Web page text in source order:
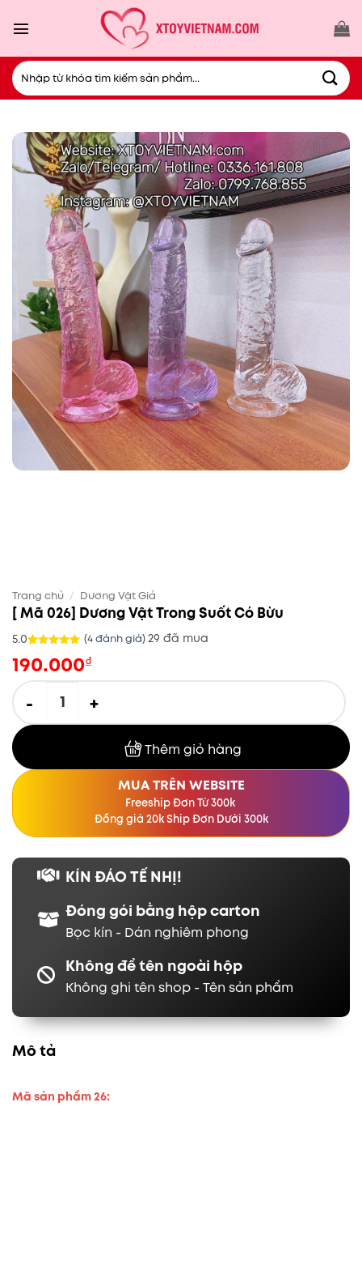
qua
dung
Tìm
kiếm:
Trang chủ / Dương Vật Giả
[ Mã 026] Dương Vật Trong Suốt Có Bừu
5.0
dựa trên
(4đánh giá)29 đã mua
190.000₫
Thêm giỏ hàng
MUA TRÊN WEBSITE
Freeship Đơn Từ 300k
Đồng giá 20k Ship Đơn Dưới 300k
KÍN ĐÁO TẾ NHỊ!
Đóng gói bằng hộp carton
Bọc kín - Dán nghiêm phong
Không để tên ngoài hộp
Không ghi tên shop - Tên sản phẩm
Mô tả
Mã sản phẩm 26: